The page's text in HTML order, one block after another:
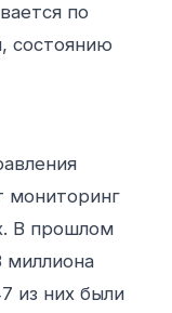
по
состоянию
мониторинг
В прошлом
миллиона
из них были